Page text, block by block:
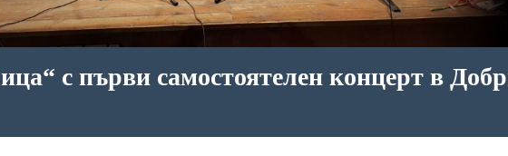
с първи самостоятелен концерт в